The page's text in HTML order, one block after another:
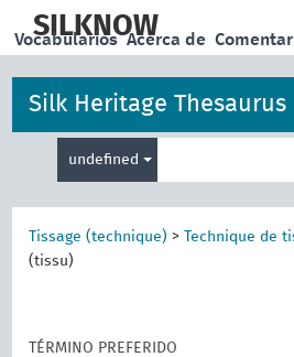
main
SILKNOW
Vocabularios Acerca de
Silk Heritage Thesaurus
undefined
Tissage (technique) > Technique de
(tissu)
TÉRMINO PREFERIDO